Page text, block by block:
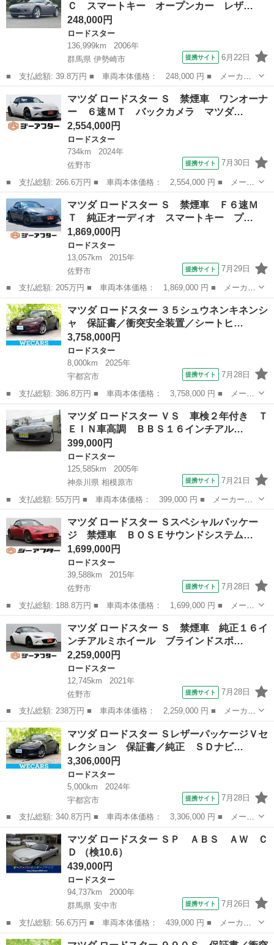
ビ／シー...
Ｃ スマートキー オープンカー レザ…
248,000円
ロードスター
136,999km
2006年
群馬県 伊勢崎市
提携サイト 6月22日
■ 支払総額: 39.8万円 ■ 車両本体価格： 248,000 円 ■ メーカー
名： マツダ ■ 車種名： ロードスター ■ グレード名： ＶＳ
［１３７］ＥＴＣ スマートキー オープンカー レザーシート ■
排気量： ...
ロードスター
マツダ ロードスター Ｓ 禁煙車 ワンオーナ
ー ６速ＭＴ バックカメラ マツダ…
2,554,000円
ロードスター
734km
2024年
佐野市
提携サイト 7月30日
■ 支払総額: 266.6万円 ■ 車両本体価格： 2,554,000 円 ■ メーカ
ー名： マツダ ■ 車種名： ロードスター ■ グレード名： Ｓ
禁煙車 ワンオーナー ６速ＭＴ バックカメラ マツダコネクト
ブライン...
栃木 佐野市 ロードスター
マツダ ロードスター Ｓ 禁煙車 Ｆ６速Ｍ
Ｔ 純正オーディオ スマートキー プ…
1,869,000円
ロードスター
13,057km
2015年
佐野市
提携サイト 7月29日
■ 支払総額: 205万円 ■ 車両本体価格： 1,869,000 円 ■ メーカー
名： マツダ ■ 車種名： ロードスター ■ グレード名： Ｓ 禁
煙車 Ｆ６速ＭＴ 純正オーディオ スマートキー プッシュスター
ト ＬＥＤ...
栃木 佐野市 ロードスター
マツダ ロードスター ３５シュウネンキネンシ
ャ 保証書／衝突安全装置／シートヒ…
3,758,000円
ロードスター
8,000km
2025年
宇都宮市
提携サイト 7月28日
■ 支払総額: 386.8万円 ■ 車両本体価格： 3,758,000 円 ■ メーカ
ー名： マツダ ■ 車種名： ロードスター ■ グレード名： ３５
シュウネンキネンシャ 保証書／衝突安全装置／シートヒーター／車
線逸脱防...
宇都宮市 ロードスター
マツダ ロードスター ＶＳ 車検２年付き Ｔ
ＥＩＮ車高調 ＢＢＳ１６インチアル…
399,000円
ロードスター
125,585km
2005年
神奈川県 相模原市
提携サイト 7月21日
■ 支払総額: 55万円 ■ 車両本体価格： 399,000 円 ■ メーカー
名： マツダ ■ 車種名： ロードスター ■ グレード名： ＶＳ
車検２年付き ＴＥＩＮ車高調 ＢＢＳ１６インチアルミホイール
オートマ ＭＴモ...
ロードスター
マツダ ロードスター Ｓスペシャルパッケー
ジ 禁煙車 ＢＯＳＥサウンドシステム…
1,699,000円
ロードスター
39,588km
2015年
佐野市
提携サイト 7月28日
■ 支払総額: 188.8万円 ■ 車両本体価格： 1,699,000 円 ■ メーカ
ー名： マツダ ■ 車種名： ロードスター ■ グレード名： Ｓス
ペシャルパッケージ 禁煙車 ＢＯＳＥサウンドシステム 純正ナ
ビ バック...
栃木 佐野市 ロードスター
マツダ ロードスター Ｓ 禁煙車 純正１６イ
ンチアルミホイール ブラインドスポ…
2,259,000円
ロードスター
12,745km
2021年
佐野市
提携サイト 7月28日
■ 支払総額: 238万円 ■ 車両本体価格： 2,259,000 円 ■ メーカー
名： マツダ ■ 車種名： ロードスター ■ グレード名： Ｓ 禁
煙車 純正１６インチアルミホイール ブラインドスポットモニタ
ー ６速ＭＴ...
栃木 佐野市 ロードスター
マツダ ロードスター ＳレザーパッケージＶセ
レクション 保証書／純正 ＳＤナビ…
3,306,000円
ロードスター
5,000km
2024年
宇都宮市
提携サイト 7月28日
■ 支払総額: 340.8万円 ■ 車両本体価格： 3,306,000 円 ■ メーカ
ー名： マツダ ■ 車種名： ロードスター ■ グレード名： Ｓレ
ザーパッケージＶセレクション 保証書／純正 ＳＤナビ／シートヒ
ーター ...
栃木 宇都宮市 ロードスター
マツダ ロードスター ＳＰ ＡＢＳ ＡＷ Ｃ
Ｄ （検10.6）
439,000円
ロードスター
94,737km
2000年
群馬県 安中市
提携サイト 7月26日
■ 支払総額: 56.6万円 ■ 車両本体価格： 439,000 円 ■ メーカー
名： マツダ ■ 車種名： ロードスター ■ グレード名： ＳＰ
群馬 安中市 ロードスター